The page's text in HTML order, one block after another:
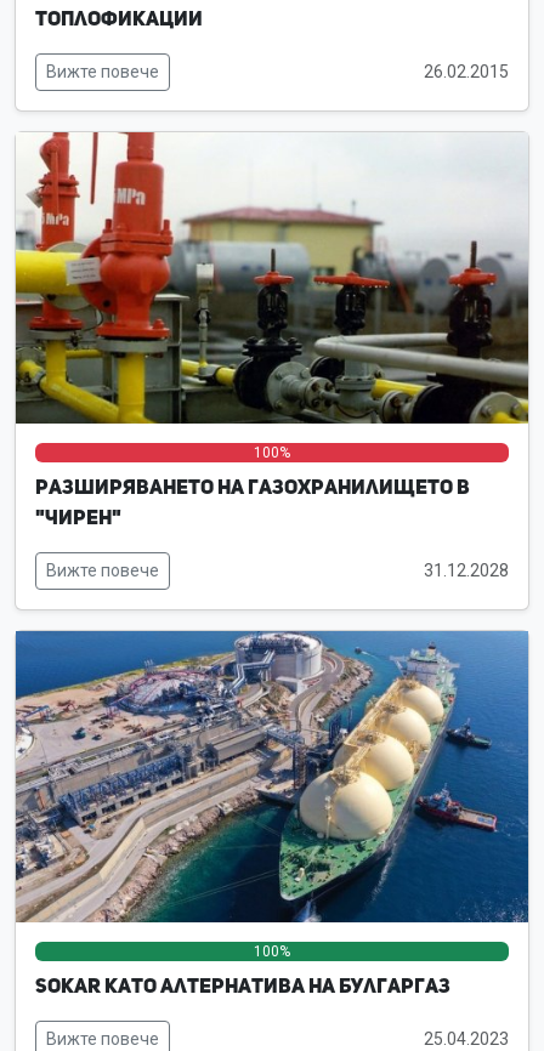
топлофикации
Вижте повече 26.02.2015
0%
0% 100%
Разширяването на газохранилището в
"Чирен"
Вижте повече 31.12.2028
100%
SOKAR като алтернатива на Булгаргаз
Вижте повече 25.04.2023